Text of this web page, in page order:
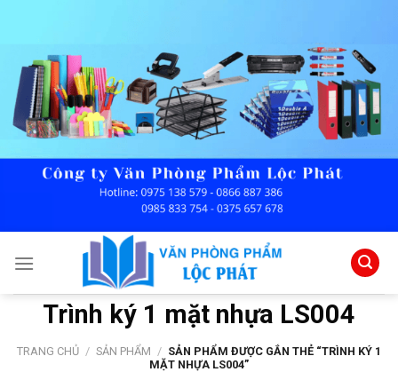
content
Trình ký 1 mặt nhựa LS004
TRANG CHỦ / SẢN PHẨM / SẢN PHẨM ĐƯỢC GẮN THẺ “TRÌNH KÝ 1
MẶT NHỰA LS004”